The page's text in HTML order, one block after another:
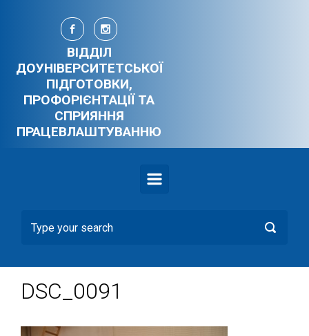
Skip to main content
ВІДДІЛ
ДОУНІВЕРСИТЕТСЬКОЇ
ПІДГОТОВКИ,
ПРОФОРІЄНТАЦІЇ ТА
СПРИЯННЯ
ПРАЦЕВЛАШТУВАННЮ
DSC_0091